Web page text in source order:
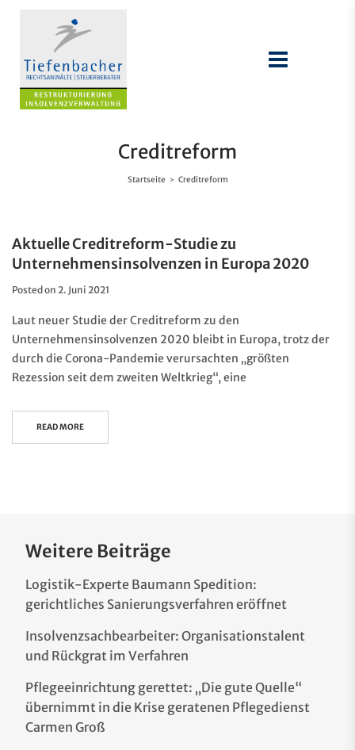
Creditreform
Startseite > Creditreform
Aktuelle Creditreform-Studie zu
Unternehmensinsolvenzen in Europa 2020
Posted on 2. Juni 2021
Laut neuer Studie der Creditreform zu den
Unternehmensinsolvenzen 2020 bleibt in Europa, trotz der
durch die Corona-Pandemie verursachten „größten
Rezession seit dem zweiten Weltkrieg“, eine
READ MORE
Weitere Beiträge
Logistik-Experte Baumann Spedition:
gerichtliches Sanierungsverfahren eröffnet
Insolvenzsachbearbeiter: Organisationstalent
und Rückgrat im Verfahren
Pflegeeinrichtung gerettet: „Die gute Quelle“
übernimmt in die Krise geratenen Pflegedienst
Carmen Groß